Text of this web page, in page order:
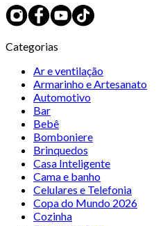
Categorias
Ar e ventilação
Armarinho e Artesanato
Automotivo
Bar
Bebê
Bomboniere
Brinquedos
Casa Inteligente
Cama e banho
Celulares e Telefonia
Copa do Mundo 2026
Cozinha